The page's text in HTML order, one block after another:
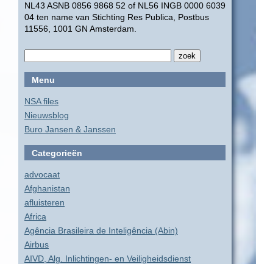
NL43 ASNB 0856 9868 52 of NL56 INGB 0000 6039
04 ten name van Stichting Res Publica, Postbus
11556, 1001 GN Amsterdam.
Menu
NSA files
Nieuwsblog
Buro Jansen & Janssen
Categorieën
advocaat
Afghanistan
afluisteren
Africa
Agência Brasileira de Inteligência (Abin)
Airbus
AIVD, Alg. Inlichtingen- en Veiligheidsdienst